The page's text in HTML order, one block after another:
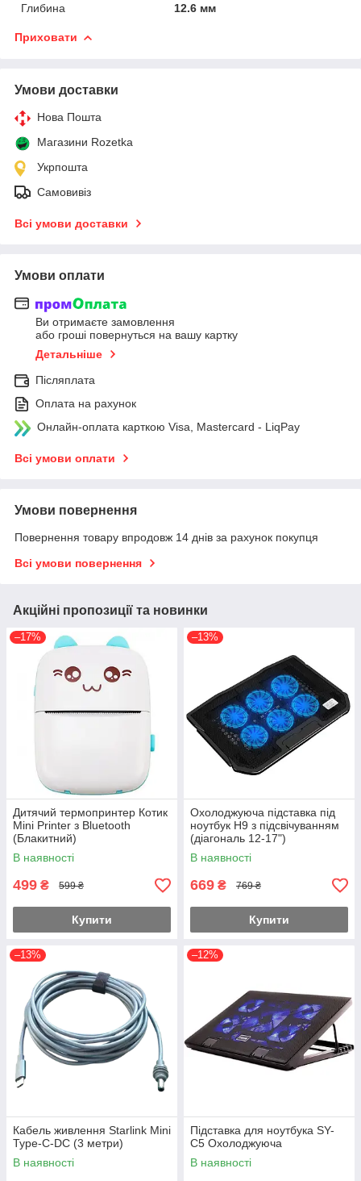
Глибина
12.6 мм
Приховати
Умови доставки
Нова Пошта
Магазини Rozetka
Укрпошта
Самовивіз
Всі умови доставки
Умови оплати
Ви отримаєте замовлення
або гроші повернуться на вашу картку
Детальніше
Післяплата
Оплата на рахунок
Онлайн-оплата карткою Visa, Mastercard - LiqPay
Всі умови оплати
Умови повернення
Повернення товару впродовж 14 днів за рахунок покупця
Всі умови повернення
Акційні пропозиції та новинки
–17%
Дитячий термопринтер Котик
Mini Printer з Bluetooth
(Блакитний)
В наявності
499 ₴ 599 ₴
Купити
–13%
Охолоджуюча підставка під
ноутбук H9 з підсвічуванням
(діагональ 12-17")
В наявності
669 ₴ 769 ₴
Купити
–13%
Кабель живлення Starlink Mini
Type-C-DC (3 метри)
В наявності
–12%
Підставка для ноутбука SY-
C5 Охолоджуюча
В наявності